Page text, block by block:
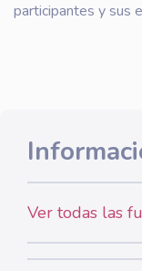
participantes y sus
Ver todas las